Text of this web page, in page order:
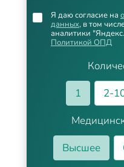
1
2-
Высшее
Я даю согласие на
данных, в том
аналитики
Политикой ОПД